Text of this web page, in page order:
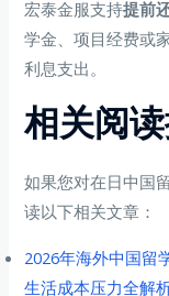
宏泰金服支持提前
学金、项目经费或
利息支出。
相关阅
如果您对在日中国
读以下相关文章：
2026年海外中国留
生活成本压力全解